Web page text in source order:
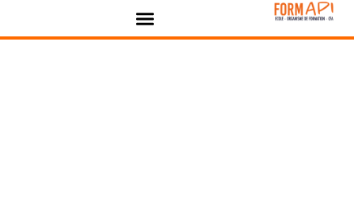
Panneau de gestion des cookies